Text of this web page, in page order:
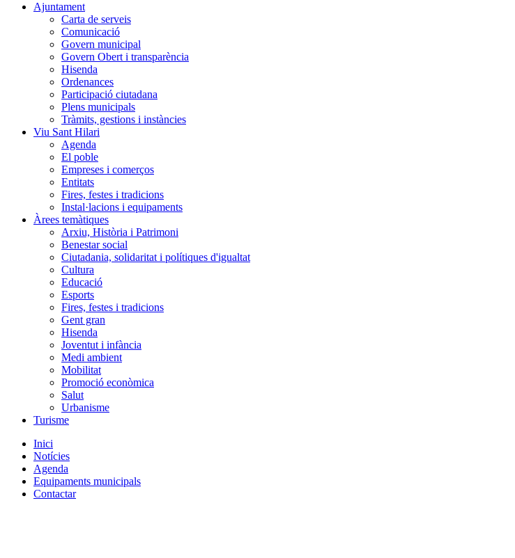
Ajuntament
Carta de serveis
Comunicació
Govern municipal
Govern Obert i transparència
Hisenda
Ordenances
Participació ciutadana
Plens municipals
Tràmits, gestions i instàncies
Viu Sant Hilari
Agenda
El poble
Empreses i comerços
Entitats
Fires, festes i tradicions
Instal·lacions i equipaments
Àrees temàtiques
Arxiu, Història i Patrimoni
Benestar social
Ciutadania, solidaritat i polítiques d'igualtat
Cultura
Educació
Esports
Fires, festes i tradicions
Gent gran
Hisenda
Joventut i infància
Medi ambient
Mobilitat
Promoció econòmica
Salut
Urbanisme
Turisme
Inici
Notícies
Agenda
Equipaments municipals
Contactar